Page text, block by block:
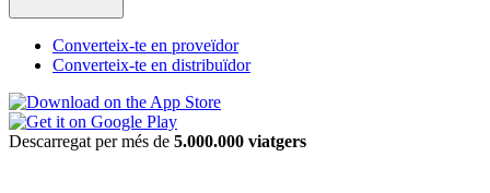
Converteix-te en proveïdor
Converteix-te en distribuïdor
Descarregat per més de 5.000.000 viatgers